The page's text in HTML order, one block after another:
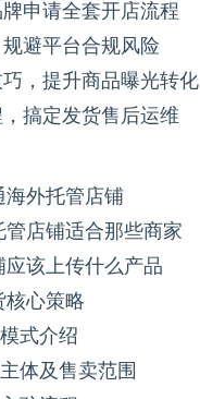
申请全套开店流程
避平台合规风险
，提升商品曝光转化
搞定发货售后运维
海外托管店铺
店铺适合那些商家
应该上传什么产品
核心策略
式介绍
体及售卖范围